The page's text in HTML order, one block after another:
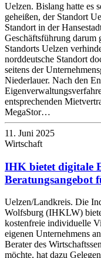
Uelzen. Bislang hatte es
geheißen, der Standort
Standort in der
Geschäftsführung darum
Standorts Uelzen
norddeutsche Standort
seitens der
Niederlauer. Nach den
entsprechenden
MegaStor…
11. Juni 2025
Wirtschaft
IHK bietet digitale
Beratungsangebot
Uelzen/Landkreis. Die
Wolfsburg (IHKLW)
kostenfreie individuelle
eigenen Unternehmens
Berater des
möchte, hat dazu